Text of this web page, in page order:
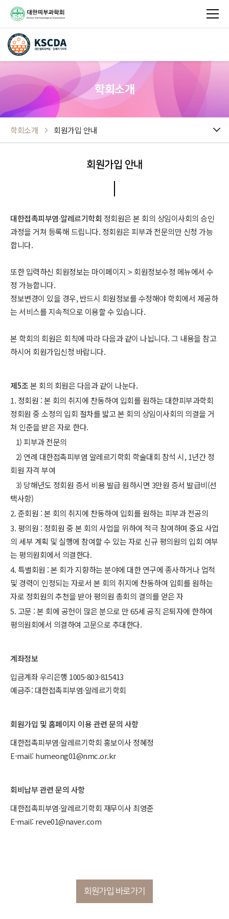
학회소개
학회소개 회원가입 안내
회원가입 안내
대한접촉피부염∙알레르기학회 정회원은 본 회의 상임이사회의 승인
과정을 거쳐 등록해 드립니다. 정회원은 피부과 전문의만 신청 가능
합니다.
또한 입력하신 회원정보는 마이페이지 > 회원정보수정 메뉴에서 수
정 가능합니다.
정보변경이 있을 경우, 반드시 회원정보를 수정해야 학회에서 제공하
는 서비스를 지속적으로 이용할 수 있습니다.
본 학회의 회원은 회칙에 따라 다음과 같이 나뉩니다. 그 내용을 참고
하시어 회원가입신청 바랍니다.
제5조본 회의 회원은 다음과 같이 나눈다.
1. 정회원 : 본 회의 취지에 찬동하여 입회를 원하는 대한피부과학회
정회원 중 소정의 입회 절차를 밟고 본 회의 상임이사회의 의결을 거
쳐 인준을 받은 자로 한다.
1) 피부과 전문의
2) 연례 대한접촉피부염 알레르기학회 학술대회 참석 시, 1년간 정
회원 자격 부여
3) 당해년도 정회원 증서 비용 발급 원하시면 3만원 증서 발급비(선
택사항)
2. 준회원 : 본 회의 취지에 찬동하여 입회를 원하는 피부과 전공의
3. 평의원 : 정회원 중 본 회의 사업을 위하여 적극 참여하며 중요 사업
의 세부 계획 및 실행에 참여할 수 있는 자로 신규 평의원의 입회 여부
는 평의원회에서 의결한다.
4. 특별회원 : 본 회가 지향하는 분야에 대한 연구에 종사하거나 업적
및 경력이 인정되는 자로서 본 회의 취지에 찬동하여 입회를 원하는
자로 정회원의 추천을 받아 평의원 총회의 결의를 얻은 자
5. 고문 : 본 회에 공헌이 많은 분으로 만 65세 공직 은퇴자에 한하여
평의원회에서 의결하여 고문으로 추대한다.
계좌정보
입금계좌 우리은행 1005-803-815413
예금주: 대한접촉피부염∙알레르기학회
회원가입 및 홈페이지 이용 관련 문의 사항
대한접촉피부염∙알레르기학회 홍보이사 정혜정
E-mail: humeong01@nmc.or.kr
회비납부 관련 문의 사항
대한접촉피부염∙알레르기학회 재무이사 최영준
E-mail: reve01@naver.com
회원가입 바로가기